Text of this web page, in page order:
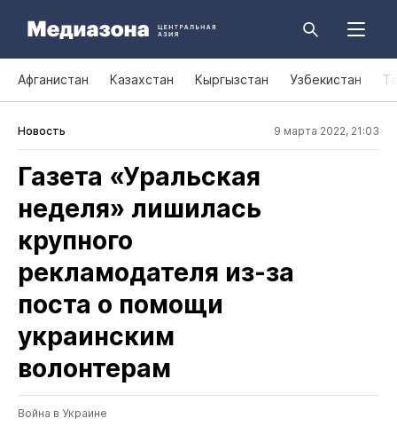
Афганистан Казахстан Кыргызстан Узбекистан
Новость 9 марта 2022, 21:03
Газета «Уральская
неделя» лишилась
крупного
рекламодателя из‑за
поста о помощи
украинским
волонтерам
Война в Украине